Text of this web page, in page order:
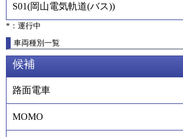
S01(岡山電気軌道(バス))
*：運行中
車両種別一覧
候補
路面電車
MOMO